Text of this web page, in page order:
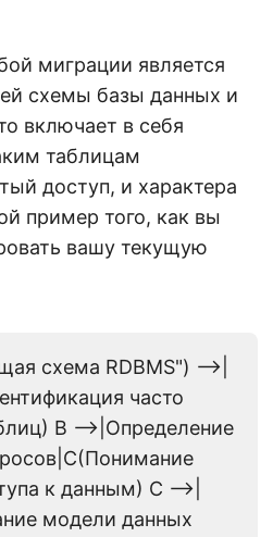
миграции является
схемы базы данных и
включает в себя
таблицам
доступ, и характера
пример того, как вы
вашу текущую
схема RDBMS") -->|
часто
B -->|Определение
к данным) C -->|
модели данных